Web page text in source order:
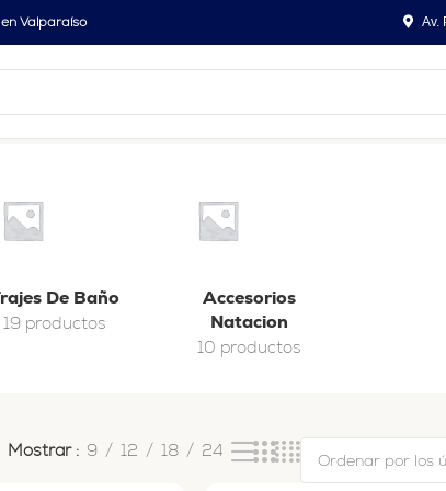
Valparaíso Av.
De Baño
19 productos
Accesorios
Natacion
10 productos
Mostrar 9 12 18 24